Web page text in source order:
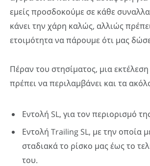
εμείς προσδοκούμε σε κάθε
κάνει την χάρη καλώς, αλλιώς
ετοιμότητα να πάρουμε ότι μας
Πέραν του στησίματος, μια
πρέπει να περιλαμβάνει και τα
Εντολή SL, για τον περιορισμό
Εντολή Trailing SL, με την οποία
σταδιακά το ρίσκο μας έως το
του.